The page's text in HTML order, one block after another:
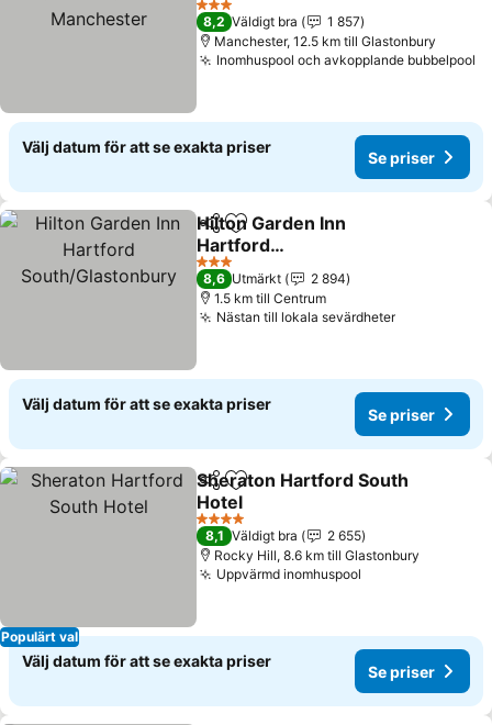
3 Stjärnor
8,2 Väldigt bra
1 857
Manchester, 12.5 km till Glastonbury
Inomhuspool och avkopplande bubbelpool
Välj datum för att se exakta priser
Se priser
Dela Lägg till i Mina Favoriter
Hilton Garden Inn
Hartford
South/Glastonbury
3 Stjärnor
8,6 Utmärkt
2 894
1.5 km till Centrum
Nästan till lokala sevärdheter
Välj datum för att se exakta priser
Se priser
Populärt val
Dela Lägg till i Mina Favoriter
Sheraton Hartford South
Hotel
4 Stjärnor
8,1 Väldigt bra
2 655
Rocky Hill, 8.6 km till Glastonbury
Uppvärmd inomhuspool
Välj datum för att se exakta priser
Se priser